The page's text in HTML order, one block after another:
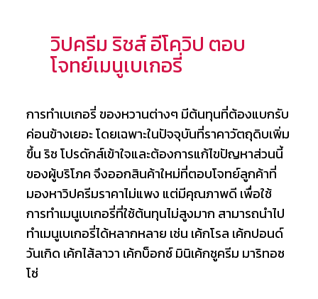
วิปครีม ริชส์ อีโควิป ตอบ
โจทย์เมนูเบเกอรี่
การทำเบเกอรี่ ของหวานต่างๆ มีต้นทุนที่ต้องแบกรับ
ค่อนข้างเยอะ โดยเฉพาะในปัจจุบันที่ราคาวัตถุดิบเพิ่ม
ขึ้น ริช โปรดักส์เข้าใจและต้องการแก้ไขปัญหาส่วนนี้
ของผู้บริโภค จึงออกสินค้าใหม่ที่ตอบโจทย์ลูกค้าที่
มองหาวิปครีมราคาไม่แพง แต่มีคุณภาพดี เพื่อใช้
การทำเมนูเบเกอรี่ที่ใช้ต้นทุนไม่สูงมาก สามารถนำไป
ทำเมนูเบเกอรี่ได้หลากหลาย เช่น เค้กโรล เค้กปอนด์
วันเกิด เค้กไส้ลาวา เค้กบ็อกซ์ มินิเค้กชูครีม มาริทอซ
โซ่